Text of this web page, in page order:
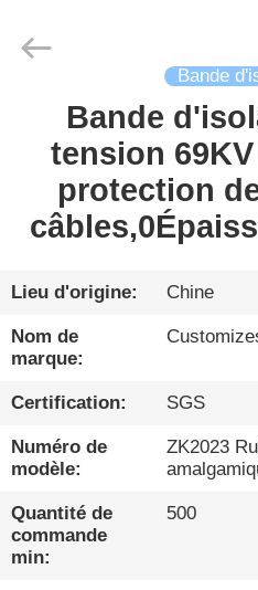
D'ACIER
FAIBLE
EN
CARBONE
PRODUITS
VIDÉO
À
INDUSTRIAL
CO.,
Bande
Bande
tension
protection
Lieu d'origine: Chine
Nom de
marque:
Certification: SGS
Numéro de
modèle:
ZK2023
Quantité de
commande
min:
500